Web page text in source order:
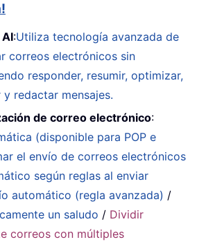
AI:Utiliza tecnología avanzada de
correos electrónicos sin
responder, resumir, optimizar,
redactar mensajes.
de correo electrónico:
(disponible para POP e
el envío de correos electrónicos
según reglas al enviar
automático (regla avanzada) /
un saludo / Dividir
correos con múltiples